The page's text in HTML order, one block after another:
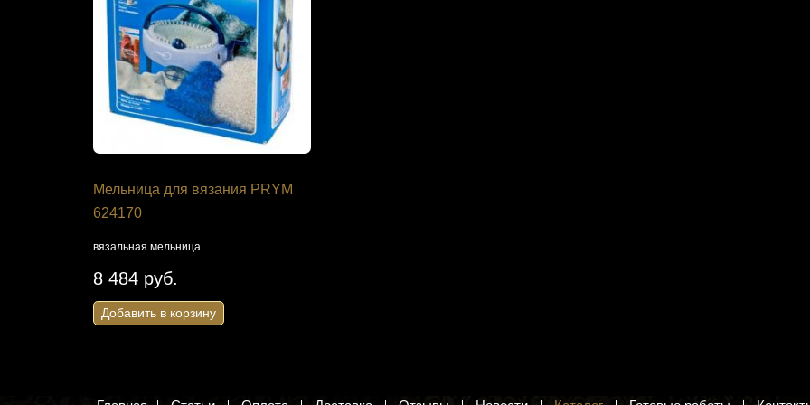
Мельница для вязания PRYM
624170
вязальная мельница
8 484 руб.
Добавить в корзину